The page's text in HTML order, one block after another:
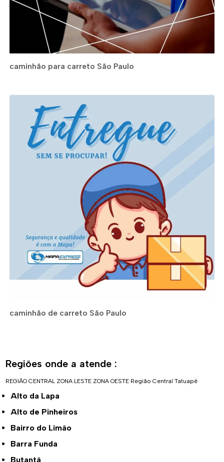
caminhão para carreto São Paulo
caminhão de carreto São Paulo
Regiões onde a atende :
REGIÃO CENTRAL ZONA LESTE ZONA OESTE Região Central Tatuapé
Alto da Lapa
Alto de Pinheiros
Bairro do Limão
Barra Funda
Butantã